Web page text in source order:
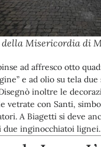
Misericordia di
ad affresco otto
e ad olio su tela
inoltre le
vetrate con Santi,
A Biagetti si deve
due inginocchiatoi lignei.